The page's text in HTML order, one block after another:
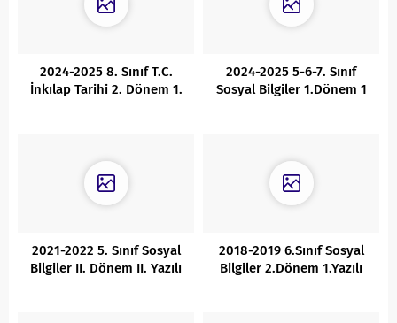
2024-2025 8. Sınıf T.C.
İnkılap Tarihi 2. Dönem 1.
2024-2025 5-6-7. Sınıf
Sosyal Bilgiler 1.Dönem 1
2021-2022 5. Sınıf Sosyal
Bilgiler II. Dönem II. Yazılı
2018-2019 6.Sınıf Sosyal
Bilgiler 2.Dönem 1.Yazılı